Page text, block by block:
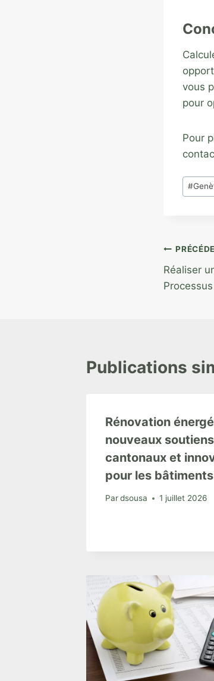
vous
pour
Pour
de
#
de
Réaliser
Processus
Publications
Rénovation
nouveaux soutiens
cantonaux et
pour les
Pardsousa 1 juillet 2026